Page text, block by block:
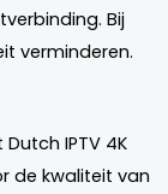
Bij
verminderen.
IPTV 4K
de kwaliteit van